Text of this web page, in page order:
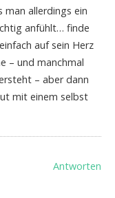
man allerdings ein
anfühlt… finde
auf sein Herz
– und manchmal
– aber dann
mit einem selbst
Antworten